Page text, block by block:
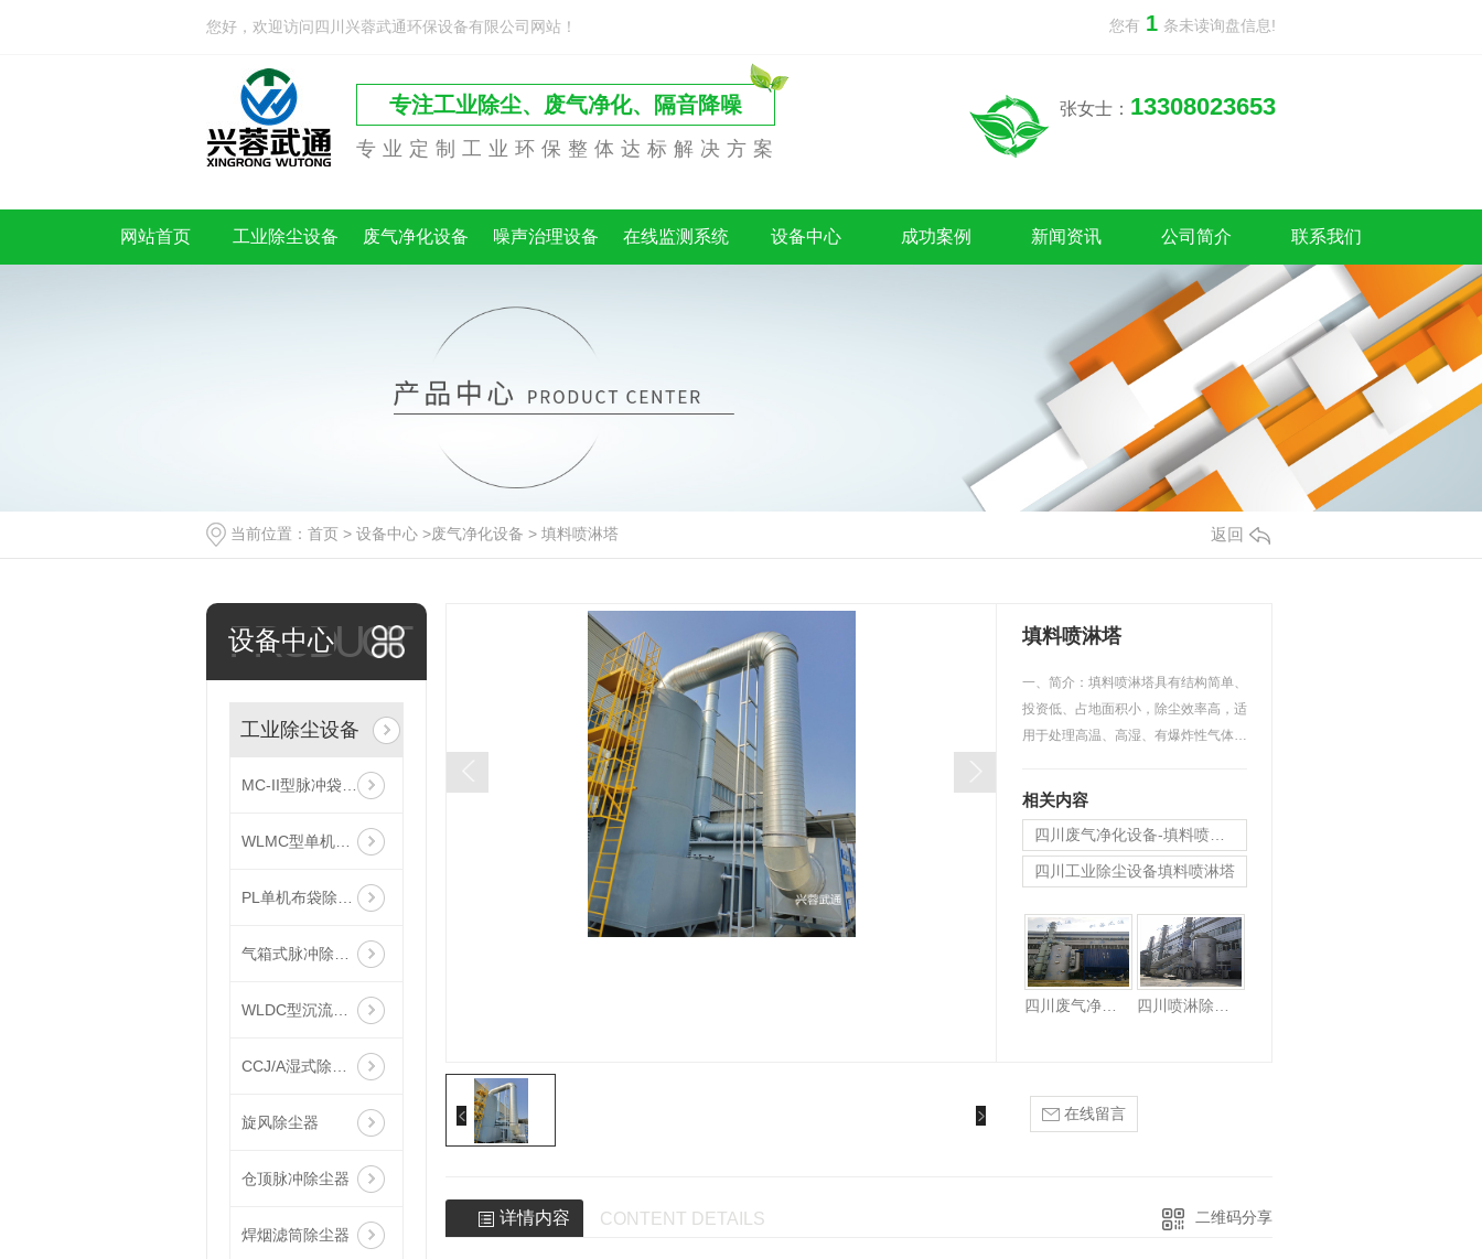
您好，欢迎访问四川兴蓉武通环保设备有限公司网站！ 您有 1 条未读询盘信息!
专注工业除尘、废气净化、隔音降噪
专业定制工业环保整体达标解决方案
张女士： 13308023653
网站首页 工业除尘设备 废气净化设备 噪声治理设备 在线监测系统 设备中心 成功案例 新闻资讯 公司简介 联系我们
当前位置： 首页 > 设备中心 >废气净化设备 > 填料喷淋塔 返回
PRODUCT
设备中心
工业除尘设备
MC-II型脉冲袋式除尘器
WLMC型单机滤筒除尘器
PL单机布袋除尘器
气箱式脉冲除尘器
WLDC型沉流式滤筒除尘器
CCJ/A湿式除尘机组
旋风除尘器
仓顶脉冲除尘器
焊烟滤筒除尘器
填料喷淋塔
一、简介：填料喷淋塔具有结构简单、
投资低、占地面积小，除尘效率高，适
用于处理高温、高湿、有爆炸性气体以
相关内容
四川废气净化设备-填料喷淋吸收塔
四川工业除尘设备填料喷淋塔
四川废气净化设备-填料喷淋吸收塔
在线留言
详情内容 CONTENT DETAILS 二维码分享